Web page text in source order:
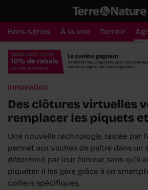
Hors-séries À la une Terroir
Innovation
Des clôtures virtuelles
remplacer les piquets
Une nouvelle technologie, testée par
permet aux vaches de paître dans un
déterminé par leur éleveur, sans qu’il
piqueter. Il les gère grâce à un
colliers spécifiques.